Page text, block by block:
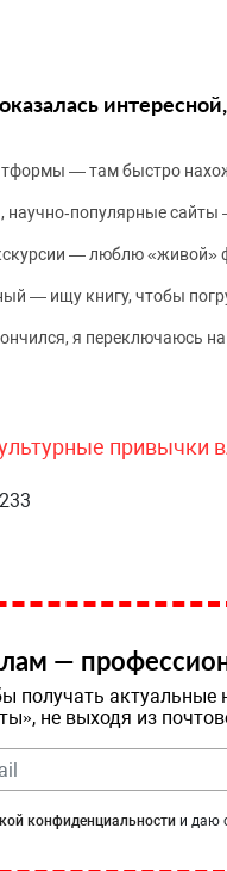
— там быстро
научно‑популярные
— люблю «живой»
— ищу книгу, чтобы
я переключаюсь на
привычки
—
получать
не выходя из
конфиденциальности и даю